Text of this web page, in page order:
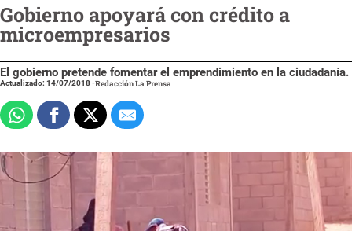
Gobierno apoyará con crédito a
microempresarios
El gobierno pretende fomentar el emprendimiento en la ciudadanía.
Actualizado: 14/07/2018-Redacción La Prensa